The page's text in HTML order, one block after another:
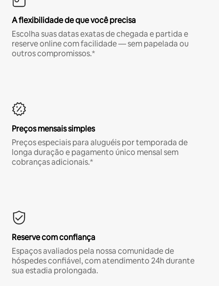
A flexibilidade de que você precisa
Escolha suas datas exatas de chegada e partida e
reserve online com facilidade — sem papelada ou
outros compromissos.*
Preços mensais simples
Preços especiais para aluguéis por temporada de
longa duração e pagamento único mensal sem
cobranças adicionais.*
Reserve com confiança
Espaços avaliados pela nossa comunidade de
hóspedes confiável, com atendimento 24h durante
sua estadia prolongada.